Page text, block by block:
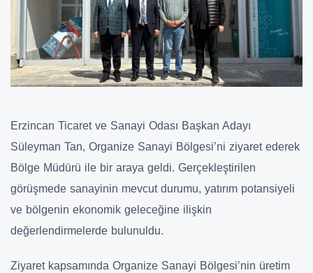
Erzincan Ticaret ve Sanayi Odası Başkan Adayı
Süleyman Tan, Organize Sanayi Bölgesi’ni ziyaret ederek
Bölge Müdürü ile bir araya geldi. Gerçekleştirilen
görüşmede sanayinin mevcut durumu, yatırım potansiyeli
ve bölgenin ekonomik geleceğine ilişkin
değerlendirmelerde bulunuldu.
Ziyaret kapsamında Organize Sanayi Bölgesi’nin üretim